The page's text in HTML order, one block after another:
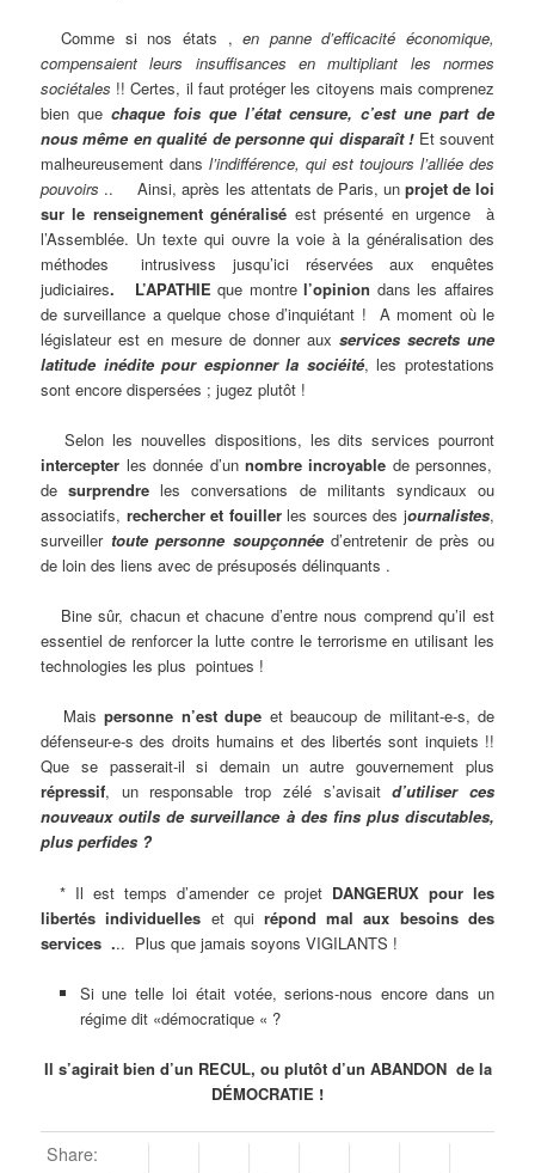
Comme si nos états , en panne d’efficacité économique,
compensaient leurs insuffisances en multipliant les normes
sociétales !! Certes, il faut protéger les citoyens mais comprenez
bien quechaque fois que l’état censure, c’est une part de
nous même en qualité de personne qui disparaît ! Et souvent
malheureusement dans l’indifférence, qui est toujours l’alliée des
pouvoirs .. Ainsi, après les attentats de Paris, un projet de loi
sur le renseignement généralisé est présenté en urgence à
l’Assemblée. Un texte qui ouvre la voie à la généralisation des
méthodes intrusivess jusqu’ici réservées aux enquêtes
judiciaires. L’APATHIE que montrel’opinion dans les affaires
de surveillance a quelque chose d’inquiétant ! A moment où le
législateur est en mesure de donner aux services secrets une
latitude inédite pour espionner la sociéité, les protestations
sont encore dispersées ; jugez plutôt !
Selon les nouvelles dispositions, les dits services pourront
intercepter les donnée d’un nombre incroyable de personnes,
de surprendre les conversations de militants syndicaux ou
associatifs, rechercher et fouillerles sources des journalistes,
surveillertoute personne soupçonnéed’entretenir de près ou
de loin des liens avec de présuposés délinquants .
Bine sûr, chacun et chacune d’entre nous comprend qu’il est
essentiel de renforcer la lutte contre le terrorisme en utilisant les
technologies les plus pointues !
Mais personne n’est dupe et beaucoup de militant-e-s, de
défenseur-e-s des droits humains et des libertés sont inquiets !!
Que se passerait-il si demain un autre gouvernement plus
répressif, un responsable trop zélé s’avisaitd’utiliser ces
nouveaux outils de surveillance à des fins plus discutables,
plus perfides ?
* Il est temps d’amender ce projet DANGERUX pour les
libertés individuelles et quirépond mal aux besoins des
services ... Plus que jamais soyons VIGILANTS !
Si une telle loi était votée, serions-nous encore dans un
régime dit «démocratique « ?
Il s’agirait bien d’un RECUL, ou plutôt d’un ABANDON de la
DÉMOCRATIE !
Share: